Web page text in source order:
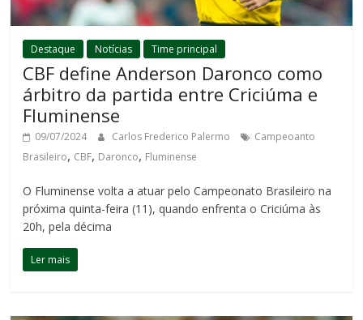
Destaque Notícias Time principal
CBF define Anderson Daronco como
árbitro da partida entre Criciúma e
Fluminense
09/07/2024 Carlos Frederico Palermo
Campeoanto
Brasileiro, CBF, Daronco, Fluminense
O Fluminense volta a atuar pelo Campeonato Brasileiro na
próxima quinta-feira (11), quando enfrenta o Criciúma às
20h, pela décima
Ler mais